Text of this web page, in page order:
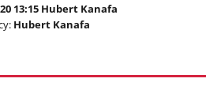
13:15 Hubert Kanafa
Hubert Kanafa